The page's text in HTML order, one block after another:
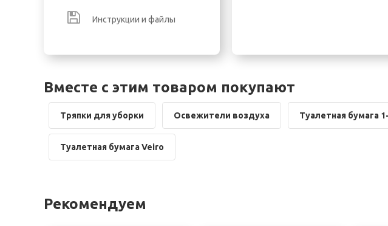
Инструкции и файлы
Вместе с этим товаром покупают
Тряпки для уборки Освежители воздуха Туалетная бумага
Туалетная бумага Veiro
Рекомендуем